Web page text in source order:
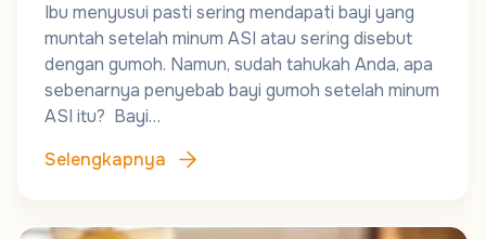
Ibu menyusui pasti sering mendapati bayi yang
muntah setelah minum ASI atau sering disebut
dengan gumoh. Namun, sudah tahukah Anda, apa
sebenarnya penyebab bayi gumoh setelah minum
ASI itu? Bayi…
Selengkapnya